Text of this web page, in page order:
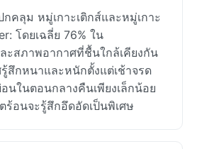
คลุม หมู่เกาะเติกส์และหมู่เกาะ
โดยเฉลี่ย 76% ใน
ะสภาพอากาศที่ชื้นใกล้เคียงกัน
สึกหนาและหนักตั้งแต่เช้าจรด
นในตอนกลางคืนเพียงเล็กน้อย
ร้อนจะรู้สึกอึดอัดเป็นพิเศษ